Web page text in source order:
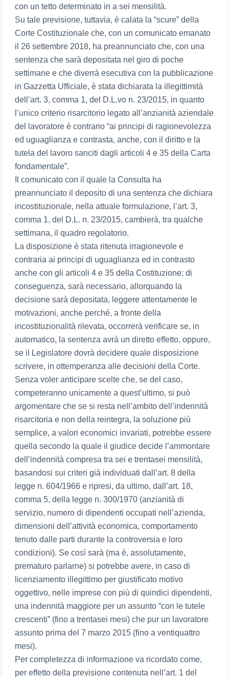
con un tetto determinato in a sei mensilità.
Su tale previsione, tuttavia, è calata la “scure” della
Corte Costituzionale che, con un comunicato emanato
il 26 settembre 2018, ha preannunciato che, con una
sentenza che sarà depositata nel giro di poche
settimane e che diverrà esecutiva con la pubblicazione
in Gazzetta Ufficiale, è stata dichiarata la illegittimità
dell’art. 3, comma 1, del D.L.vo n. 23/2015, in quanto
l’unico criterio risarcitorio legato all’anzianità aziendale
del lavoratore è contrario “ai principi di ragionevolezza
ed uguaglianza e contrasta, anche, con il diritto e la
tutela del lavoro sanciti dagli articoli 4 e 35 della Carta
fondamentale”.
Il comunicato con il quale la Consulta ha
preannunciato il deposito di una sentenza che dichiara
incostituzionale, nella attuale formulazione, l’art. 3,
comma 1, del D.L. n. 23/2015, cambierà, tra qualche
settimana, il quadro regolatorio.
La disposizione è stata ritenuta irragionevole e
contraria ai principi di uguaglianza ed in contrasto
anche con gli articoli 4 e 35 della Costituzione: di
conseguenza, sarà necessario, allorquando la
decisione sarà depositata, leggere attentamente le
motivazioni, anche perché, a fronte della
incostituzionalità rilevata, occorrerà verificare se, in
automatico, la sentenza avrà un diretto effetto, oppure,
se il Legislatore dovrà decidere quale disposizione
scrivere, in ottemperanza alle decisioni della Corte.
Senza voler anticipare scelte che, se del caso,
competeranno unicamente a quest’ultimo, si può
argomentare che se si resta nell’ambito dell’indennità
risarcitoria e non della reintegra, la soluzione più
semplice, a valori economici invariati, potrebbe essere
quella secondo la quale il giudice decide l’ammontare
dell’indennità compresa tra sei e trentasei mensilità,
basandosi sui criteri già individuati dall’art. 8 della
legge n. 604/1966 e ripresi, da ultimo, dall’art. 18,
comma 5, della legge n. 300/1970 (anzianità di
servizio, numero di dipendenti occupati nell’azienda,
dimensioni dell’attività economica, comportamento
tenuto dalle parti durante la controversia e loro
condizioni). Se così sarà (ma è, assolutamente,
prematuro parlarne) si potrebbe avere, in caso di
licenziamento illegittimo per giustificato motivo
oggettivo, nelle imprese con più di quindici dipendenti,
una indennità maggiore per un assunto “con le tutele
crescenti” (fino a trentasei mesi) che pur un lavoratore
assunto prima del 7 marzo 2015 (fino a ventiquattro
mesi).
Per completezza di informazione va ricordato come,
per effetto della previsione contenuta nell’art. 1 del